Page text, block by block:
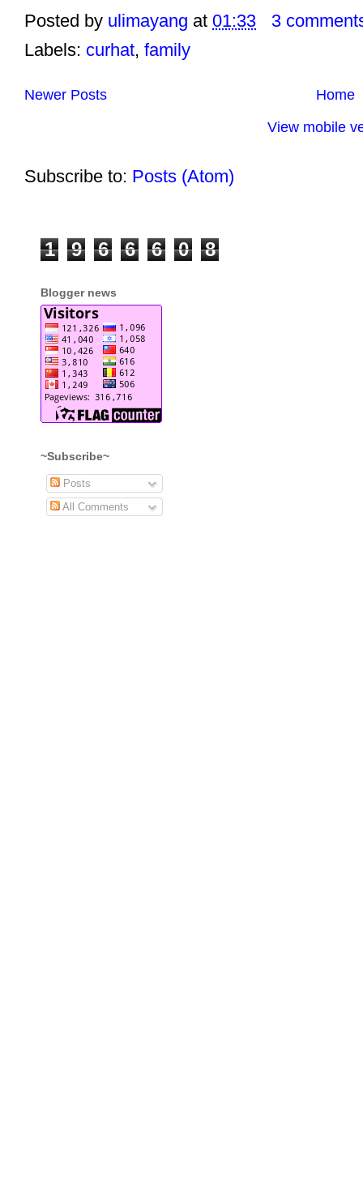
Posted by ulimayang at 01:33
3
Labels: curhat, family
Newer Posts
Home
View mobile
Subscribe to: Posts (Atom)
1 9 6 6 6 0 8
Blogger news
~Subscribe~
Posts
All Comments